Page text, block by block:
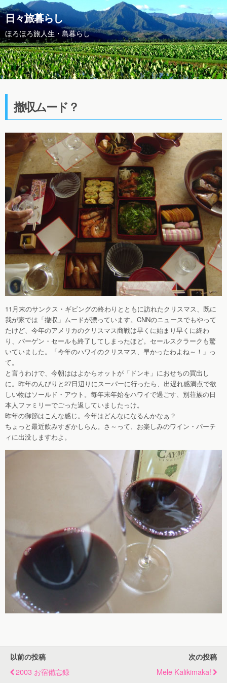
日々旅暮らし
ほろほろ旅人生・島暮らし
撤収ムード？
11月末のサンクス・ギビングの終わりとともに訪れたクリスマス、既に
我が家では「撤収」ムードが漂っています。CNNのニュースでもやって
たけど、今年のアメリカのクリスマス商戦は早くに始まり早くに終わ
り、バーゲン・セールも終了してしまったほど。セールスクラークも驚
いていました。「今年のハワイのクリスマス、早かったわよね～！」っ
て。
と言うわけで、今朝ははよからオットが「ドンキ」におせちの買出し
に。昨年のんびりと27日辺りにスーパーに行ったら、出遅れ感満点で欲
しい物はソールド・アウト。毎年末年始をハワイで過ごす、別荘族の日
本人ファミリーでごった返していましたっけ。
昨年の御節はこんな感じ。今年はどんなになるんかなぁ？
ちょっと最近飲みすぎかしらん。さ～って、お楽しみのワイン・パーテ
ィに出没しますわよ。
以前の投稿
2003 お宿備忘録
次の投稿
Mele Kalikimaka!